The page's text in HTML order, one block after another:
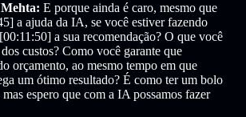
E porque ainda é caro, mesmo que
a ajuda da IA, se você estiver fazendo
a sua recomendação? O que você
custos? Como você garante que
orçamento, ao mesmo tempo em que
um ótimo resultado? É como ter um bolo
espero que com a IA possamos fazer